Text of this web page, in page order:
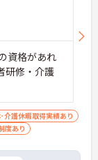
資格があれ
研修・介護
介護休暇取得実績あり
度あり